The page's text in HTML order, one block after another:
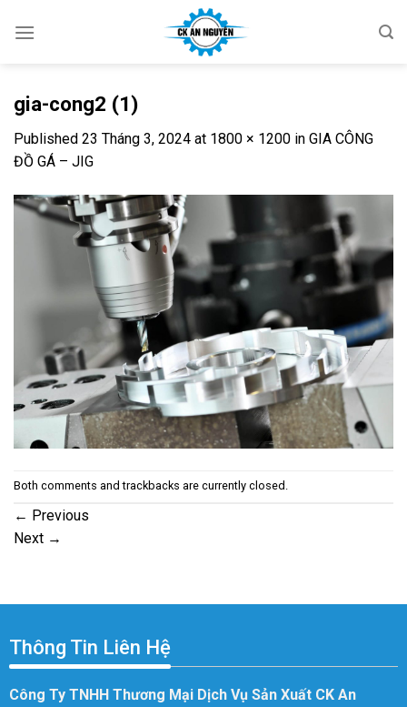
gia-cong2 (1)
Published 23 Tháng 3, 2024 at 1800 × 1200 in GIA CÔNG
ĐỒ GÁ – JIG
Both comments and trackbacks are currently closed.
← Previous
Next →
Thông Tin Liên Hệ
Công Ty TNHH Thương Mại Dịch Vụ Sản Xuất CK An